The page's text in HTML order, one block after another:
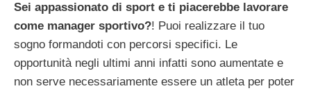
Sei appassionato di sport e ti piacerebbe lavorare
come manager sportivo?! Puoi realizzare il tuo
sogno formandoti con percorsi specifici. Le
opportunità negli ultimi anni infatti sono aumentate e
non serve necessariamente essere un atleta per poter